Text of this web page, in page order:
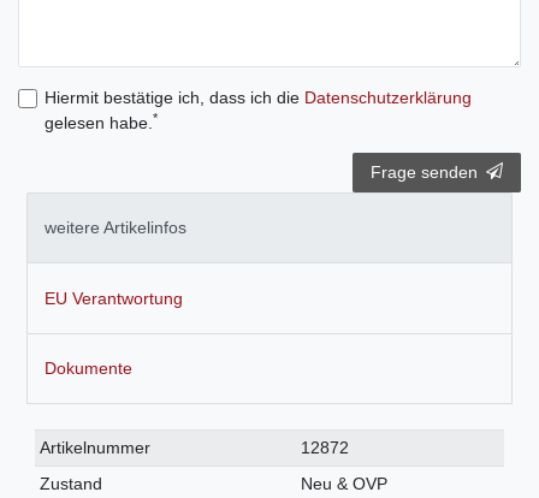
Hiermit bestätige ich, dass ich die Daten­schutz­erklärung
gelesen habe. *
Frage senden
weitere Artikelinfos
EU Verantwortung
Dokumente
Technisches
Merkmal
Wert
Artikelnummer
12872
Zustand
Neu & OVP